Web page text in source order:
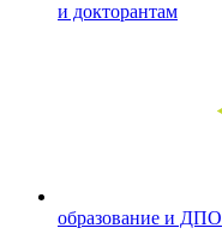
и докторантам
образование и ДПО